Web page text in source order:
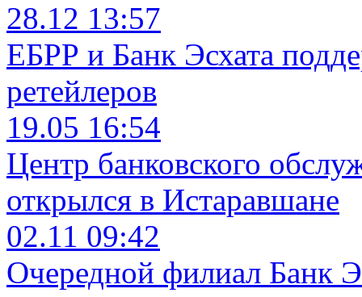
28.12 13:57
ЕБРР и Банк Эсхата
ретейлеров
19.05 16:54
Центр банковского
открылся в Истаравшане
02.11 09:42
Очередной филиал Банк